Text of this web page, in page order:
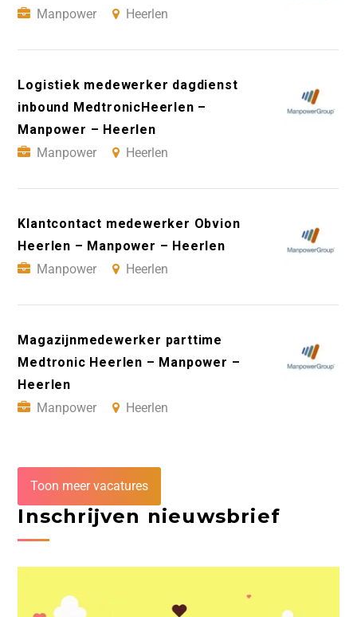
Manpower
Heerlen
Logistiek medewerker dagdienst
inbound MedtronicHeerlen –
Manpower – Heerlen
Manpower
Heerlen
Klantcontact medewerker Obvion
Heerlen – Manpower – Heerlen
Manpower
Heerlen
Magazijnmedewerker parttime
Medtronic Heerlen – Manpower –
Heerlen
Manpower
Heerlen
Toon meer vacatures
Inschrijven nieuwsbrief